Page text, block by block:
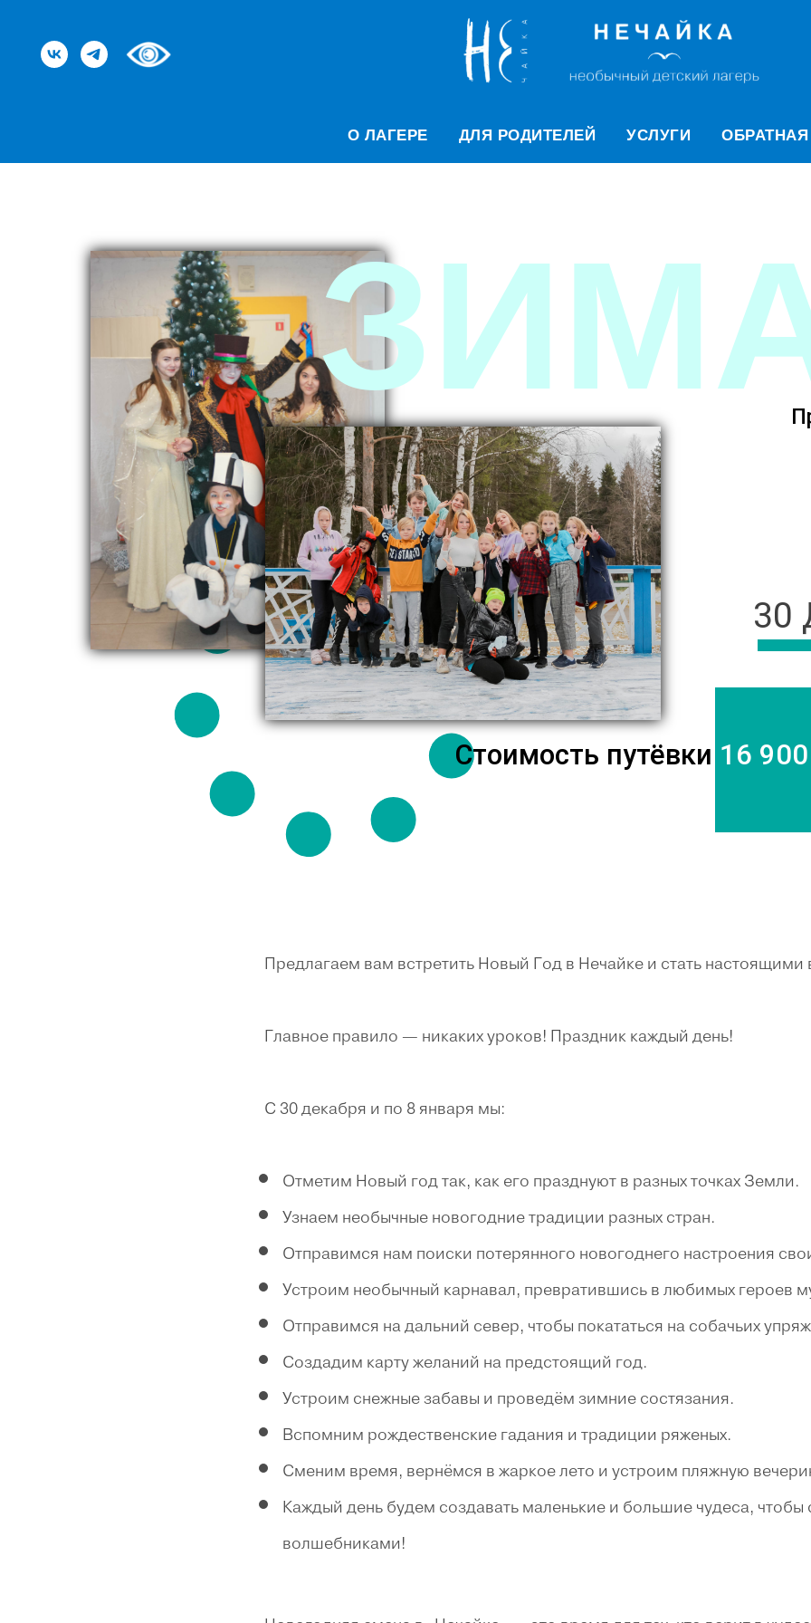
О ЛАГЕРЕ ДЛЯ РОДИТЕЛЕЙ УСЛУГИ
30
Стоимость путёвки 16
Предлагаем вам встретить Новый Год в Нечайке и стать
Главное правило — никаких уроков! Праздник каждый день!
С 30 декабря и по 8 января мы:
Отметим Новый год так, как его празднуют в разных точках Земли.
Узнаем необычные новогодние традиции разных стран.
Отправимся нам поиски потерянного новогоднего настроения
Устроим необычный карнавал, превратившись в любимых героев
Отправимся на дальний север, чтобы покататься на собачьих
Создадим карту желаний на предстоящий год.
Устроим снежные забавы и проведём зимние состязания.
Вспомним рождественские гадания и традиции ряженых.
Сменим время, вернёмся в жаркое лето и устроим пляжную
Каждый день будем создавать маленькие и большие чудеса, чтобы
волшебниками!